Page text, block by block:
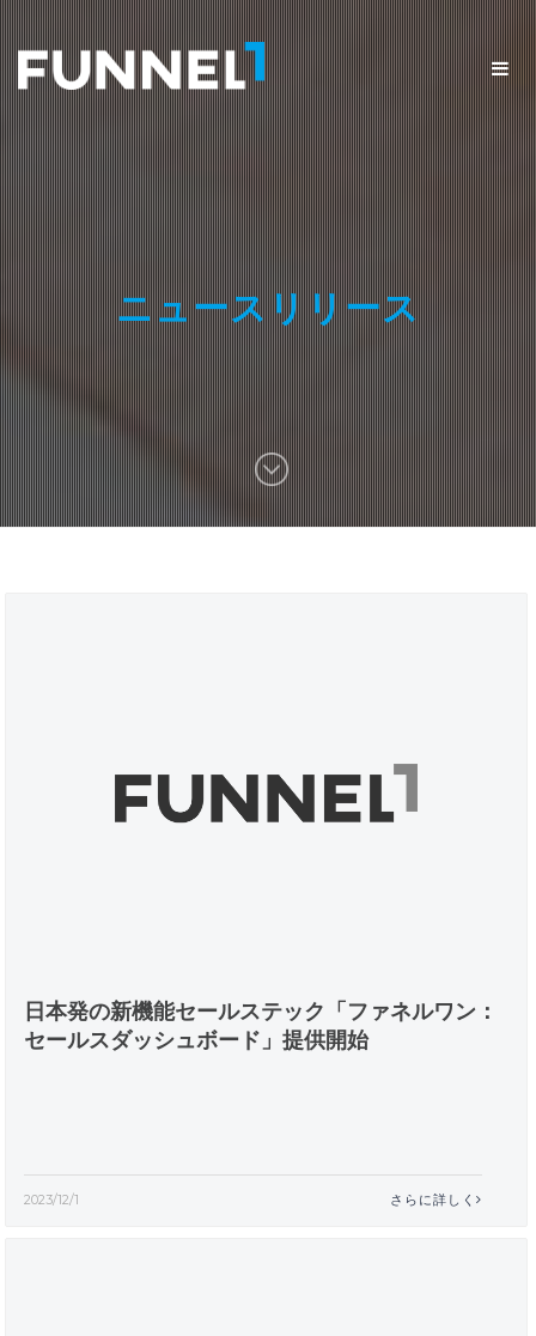
ニュースリリース
日本発の新機能セールステック「ファネルワン：
セールスダッシュボード」提供開始
2023/12/1 さらに詳しく